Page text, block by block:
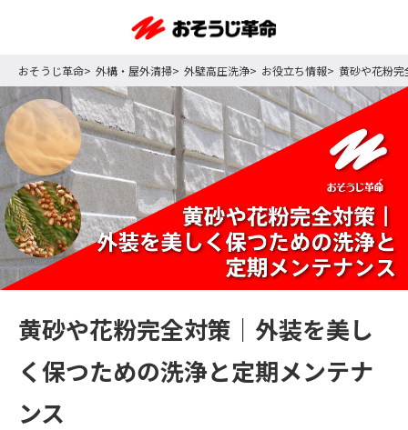
おそうじ革命 外構・屋外清掃 外壁高圧洗浄 お役立ち情報 黄砂や花粉
黄砂や花粉完全対策｜外装を美し
く保つための洗浄と定期メンテナ
ンス